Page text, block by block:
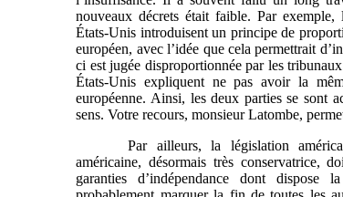
nouveaux décrets était faible. Par exemple,
États-Unis introduisent un principe de
européen, avec l’idée que cela permettrait
ci est jugée disproportionnée par les
États-Unis expliquent ne pas avoir la
européenne. Ainsi, les deux parties se sont
sens. Votre recours, monsieur Latombe,
Par ailleurs, la législation
américaine, désormais très conservatrice,
garanties d’indépendance dont